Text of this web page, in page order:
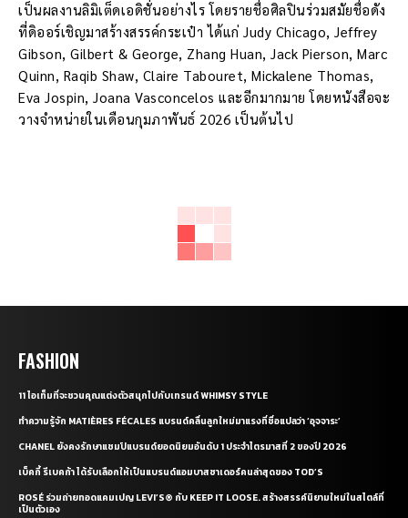
เป็นผลงานลิมิเต็ดเอดิชั่นอย่างไร โดยรายชื่อศิลปินร่วมสมัยชื่อดัง
ที่ดิออร์เชิญมาสร้างสรรค์กระเป๋า ได้แก่ Judy Chicago, Jeffrey
Gibson, Gilbert & George, Zhang Huan, Jack Pierson, Marc
Quinn, Raqib Shaw, Claire Tabouret, Mickalene Thomas,
Eva Jospin, Joana Vasconcelos และอีกมากมาย โดยหนังสือจะ
วางจำหน่ายในเดือนกุมภาพันธ์ 2026 เป็นต้นไป
FASHION
11 ไอเท็มที่จะชวนคุณแต่งตัวสนุกไปกับเทรนด์ WHIMSY STYLE
ทำความรู้จัก MATIÈRES FÉCALES แบรนด์คลื่นลูกใหม่มาแรงที่ชื่อแปลว่า ‘อุจจาระ’
CHANEL ยังคงรักษาแชมป์แบรนด์ยอดนิยมอันดับ 1 ประจำไตรมาสที่ 2 ของปี 2026
เบ็คกี้ รีเบคก้า ได้รับเลือกให้เป็นแบรนด์แอมบาสซาเดอร์คนล่าสุดของ TOD’S
ROSÉ ร่วมถ่ายทอดแคมเปญ LEVI’S® กับ KEEP IT LOOSE. สร้างสรรค์นิยามใหม่ในสไตล์ที่
เป็นตัวเอง